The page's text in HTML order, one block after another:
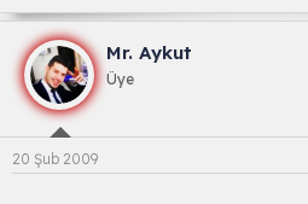
Mr. Aykut
Üye
20 Şub 2009